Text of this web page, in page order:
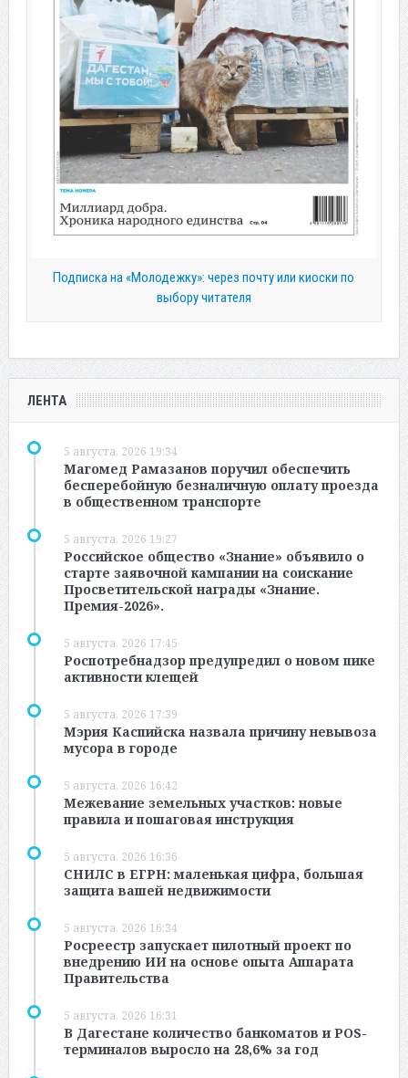
Подписка на «Молодежку»: через почту или киоски по
выбору читателя
ЛЕНТА
5 августа, 2026 19:34
Магомед Рамазанов поручил обеспечить
бесперебойную безналичную оплату проезда
в общественном транспорте
5 августа, 2026 19:27
Российское общество «Знание» объявило о
старте заявочной кампании на соискание
Просветительской награды «Знание.
Премия-2026».
5 августа, 2026 17:45
Роспотребнадзор предупредил о новом пике
активности клещей
5 августа, 2026 17:39
Мэрия Каспийска назвала причину невывоза
мусора в городе
5 августа, 2026 16:42
Межевание земельных участков: новые
правила и пошаговая инструкция
5 августа, 2026 16:36
СНИЛС в ЕГРН: маленькая цифра, большая
защита вашей недвижимости
5 августа, 2026 16:34
Росреестр запускает пилотный проект по
внедрению ИИ на основе опыта Аппарата
Правительства
5 августа, 2026 16:31
В Дагестане количество банкоматов и POS-
терминалов выросло на 28,6% за год